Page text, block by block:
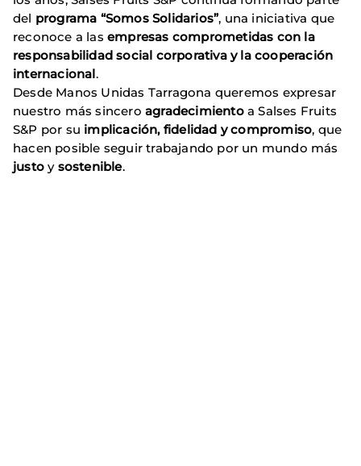
del programa “Somos Solidarios”, una iniciativa que
reconoce a las empresas comprometidas con la
responsabilidad social corporativa y la cooperación
internacional.
Desde Manos Unidas Tarragona queremos expresar
nuestro más sincero agradecimiento a Salses Fruits
S&P por su implicación, fidelidad y compromiso, que
hacen posible seguir trabajando por un mundo más
justoy sostenible.